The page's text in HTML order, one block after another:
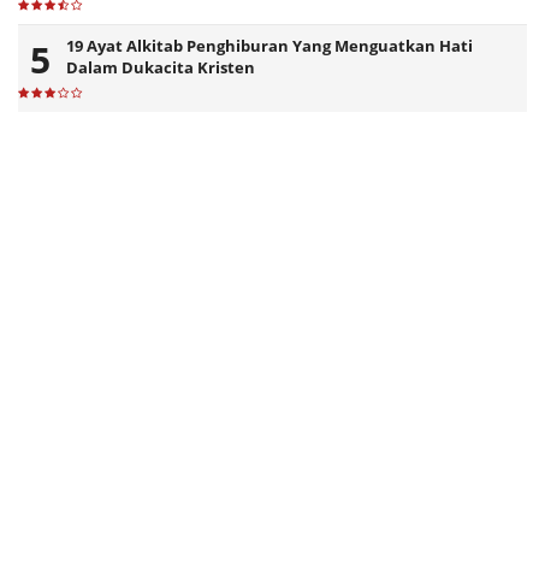
19 Ayat Alkitab Penghiburan Yang Menguatkan Hati
Dalam Dukacita Kristen